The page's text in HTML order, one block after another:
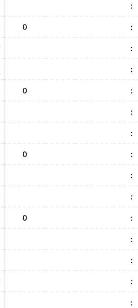
:
0 :
:
:
0 :
:
:
0 :
:
:
0 :
:
:
:
:
:
0 :
:
:
0 :
:
:
0 :
:
:
0 :
:
:
:
: